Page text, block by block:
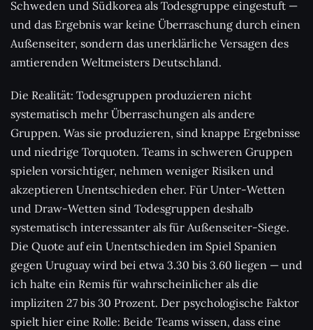
Schweden und Südkorea als Todesgruppe eingestuft —
und das Ergebnis war keine Überraschung durch einen
Außenseiter, sondern das unerklärliche Versagen des
amtierenden Weltmeisters Deutschland.
Die Realität: Todesgruppen produzieren nicht
systematisch mehr Überraschungen als andere
Gruppen. Was sie produzieren, sind knappe Ergebnisse
und niedrige Torquoten. Teams in schweren Gruppen
spielen vorsichtiger, nehmen weniger Risiken und
akzeptieren Unentschieden eher. Für Unter-Wetten
und Draw-Wetten sind Todesgruppen deshalb
systematisch interessanter als für Außenseiter-Siege.
Die Quote auf ein Unentschieden im Spiel Spanien
gegen Uruguay wird bei etwa 3.30 bis 3.60 liegen — und
ich halte ein Remis für wahrscheinlicher als die
impliziten 27 bis 30 Prozent. Der psychologische Faktor
spielt hier eine Rolle: Beide Teams wissen, dass eine